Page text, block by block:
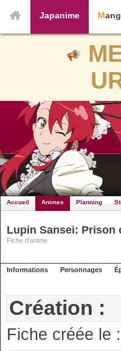
Japanime
Accueil Animes Planning
Lupin Sansei: Prison
Fiche d'anime
Informations Personnages
Création :
Fiche créée le